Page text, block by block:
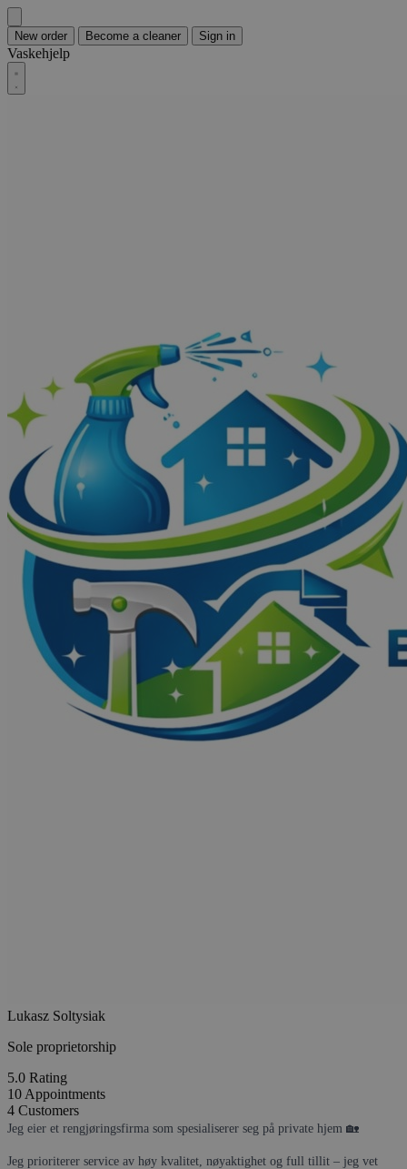
New order Become a cleaner Sign in
Vaskehjelp
Lukasz Soltysiak
Sole proprietorship
5.0 Rating
10 Appointments
4 Customers
Jeg eier et rengjøringsfirma som spesialiserer seg på private hjem 🏡
Jeg prioriterer service av høy kvalitet, nøyaktighet og full tillit – jeg vet